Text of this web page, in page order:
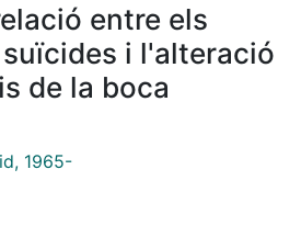
entre els
i l'alteració
de la boca
1965-